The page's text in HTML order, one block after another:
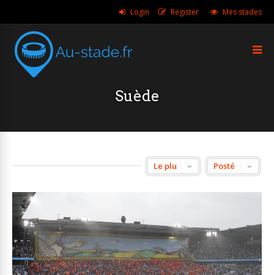
Login Register Mes stades
Suède